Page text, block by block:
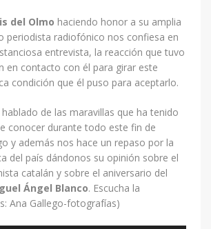
del Olmo haciendo honor a su amplia
periodista radiofónico nos confiesa en
entrevista, la reacción que tuvo
en contacto con él para girar este
condición que él puso para aceptarlo.
de las maravillas que ha tenido
conocer durante todo este fin de
y además nos hace un repaso por la
del país dándonos su opinión sobre el
catalán y sobre el aniversario del
Ángel Blanco. Escucha la
Ana Gallego-fotografías)